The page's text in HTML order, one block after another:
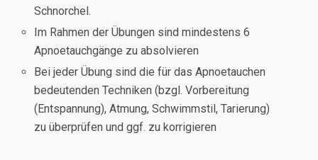
Schnorchel.
Im Rahmen der Übungen sind mindestens 6
Apnoetauchgänge zu absolvieren
Bei jeder Übung sind die für das Apnoetauchen
bedeutenden Techniken (bzgl. Vorbereitung
(Entspannung), Atmung, Schwimmstil, Tarierung)
zu überprüfen und ggf. zu korrigieren